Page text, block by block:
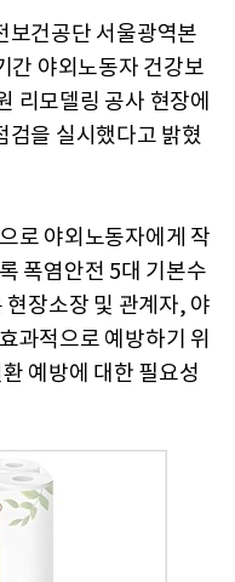
보건공단 서울광역본
간 야외노동자 건강보
리모델링 공사 현장에
검을 실시했다고 밝혔
로 야외노동자에게 작
폭염안전 5대 기본수
장소장 및 관계자, 야
과적으로 예방하기 위
예방에 대한 필요성